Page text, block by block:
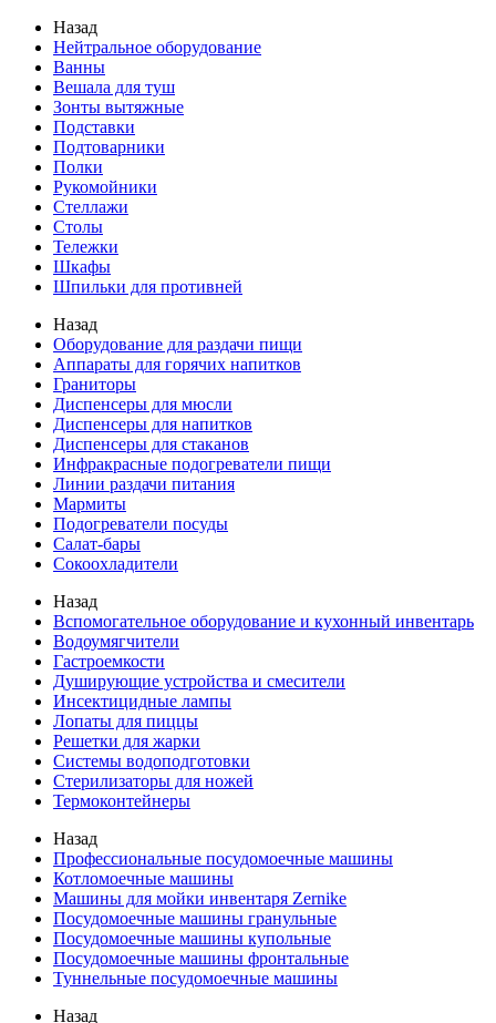
Назад
Нейтральное оборудование
Ванны
Вешала для туш
Зонты вытяжные
Подставки
Подтоварники
Полки
Рукомойники
Стеллажи
Столы
Тележки
Шкафы
Шпильки для противней
Назад
Оборудование для раздачи пищи
Аппараты для горячих напитков
Граниторы
Диспенсеры для мюсли
Диспенсеры для напитков
Диспенсеры для стаканов
Инфракрасные подогреватели пищи
Линии раздачи питания
Мармиты
Подогреватели посуды
Салат-бары
Сокоохладители
Назад
Вспомогательное оборудование и кухонный инвентарь
Водоумягчители
Гастроемкости
Душирующие устройства и смесители
Инсектицидные лампы
Лопаты для пиццы
Решетки для жарки
Системы водоподготовки
Стерилизаторы для ножей
Термоконтейнеры
Назад
Профессиональные посудомоечные машины
Котломоечные машины
Машины для мойки инвентаря Zernike
Посудомоечные машины гранульные
Посудомоечные машины купольные
Посудомоечные машины фронтальные
Туннельные посудомоечные машины
Назад